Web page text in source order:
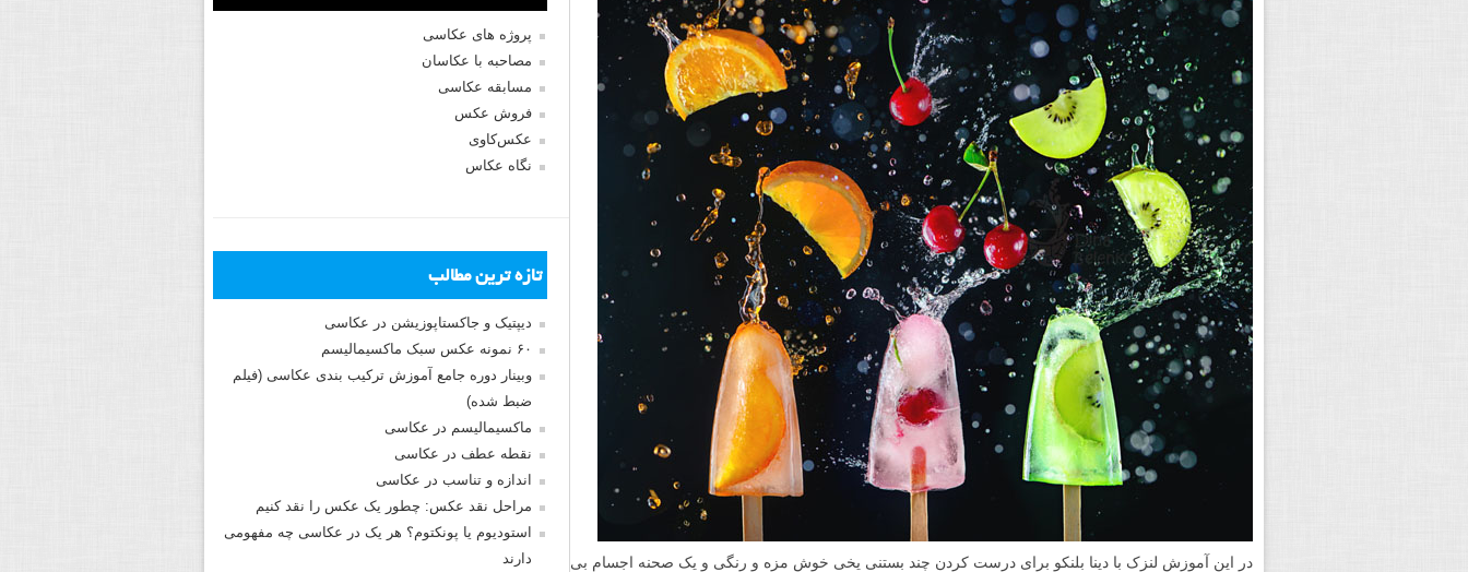
در این آموزش لنزک با دینا بلنکو برای درست کردن چند بستنی یخی خوش مزه و رنگی و یک صحنه اجسام بی
پروژه های عکاسی
مصاحبه با عکاسان
مسابقه عکاسی
فروش عکس
عکس‌کاوی
نگاه عکاس
تازه ترین مطالب
دیپتیک و جاکستا‌پوزیشن در عکاسی
۶۰ نمونه عکس سبک ماکسیمالیسم
وبینار دوره جامع آموزش ترکیب بندی عکاسی (فیلم
ضبط شده)
ماکسیمالیسم در عکاسی
نقطه عطف در عکاسی
اندازه و تناسب در عکاسی
مراحل نقد عکس: چطور یک عکس را نقد کنیم
استودیوم یا پونکتوم؟ هر یک در عکاسی چه مفهومی
دارند